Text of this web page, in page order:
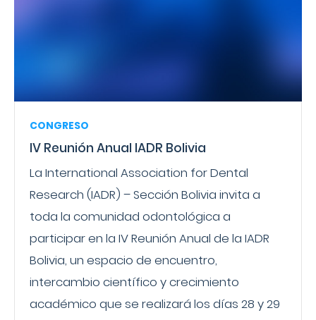
CONGRESO
IV Reunión Anual IADR Bolivia
La International Association for Dental
Research (IADR) – Sección Bolivia invita a
toda la comunidad odontológica a
participar en la IV Reunión Anual de la IADR
Bolivia, un espacio de encuentro,
intercambio científico y crecimiento
académico que se realizará los días 28 y 29